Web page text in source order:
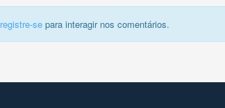
registre-separa interagir nos comentários.